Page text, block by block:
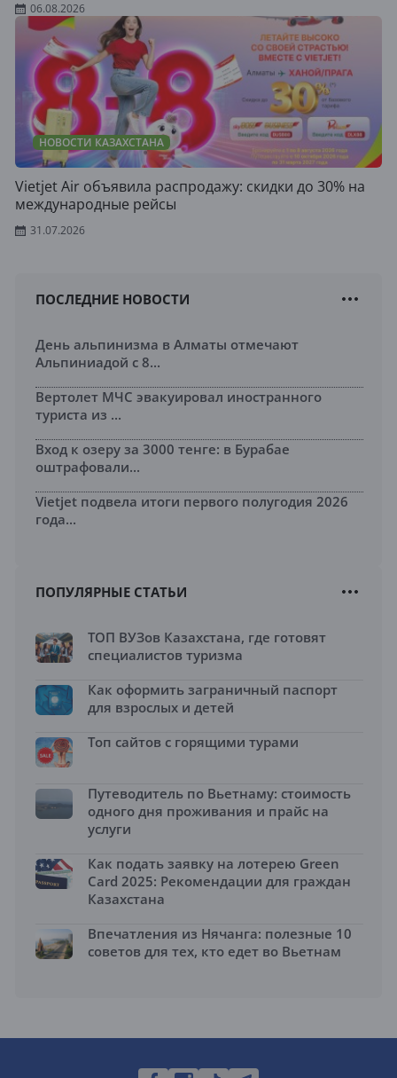
06.08.2026
НОВОСТИ КАЗАХСТАНА
Vietjet Air объявила распродажу: скидки до 30% на
международные рейсы
31.07.2026
ПОСЛЕДНИЕ НОВОСТИ
День альпинизма в Алматы отмечают
Альпиниадой с 8...
Вертолет МЧС эвакуировал иностранного
туриста из ...
Вход к озеру за 3000 тенге: в Бурабае
оштрафовали...
Vietjet подвела итоги первого полугодия 2026
года...
ПОПУЛЯРНЫЕ СТАТЬИ
ТОП ВУЗов Казахстана, где готовят
специалистов туризма
Как оформить заграничный паспорт
для взрослых и детей
Топ сайтов с горящими турами
Путеводитель по Вьетнаму: стоимость
одного дня проживания и прайс на
услуги
Как подать заявку на лотерею Green
Card 2025: Рекомендации для граждан
Казахстана
Впечатления из Нячанга: полезные 10
советов для тех, кто едет во Вьетнам